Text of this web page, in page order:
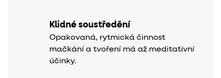
Klidné soustředění
Opakovaná, rytmická činnost
mačkání a tvoření má až meditativní
účinky.